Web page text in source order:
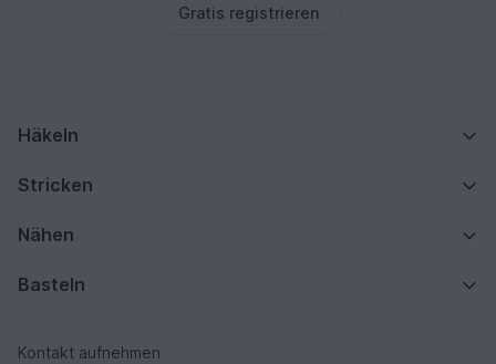
Gratis registrieren
Häkeln
Stricken
Nähen
Basteln
Kontakt aufnehmen